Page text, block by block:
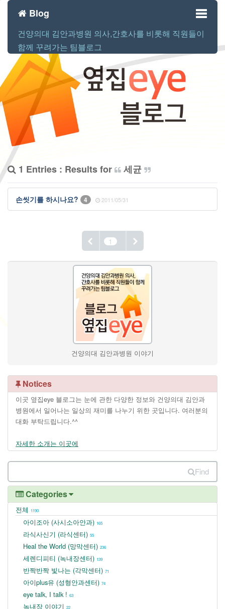
Toggle
Blog
건양의대 김안과병원 의사,간호사를 비롯해 직원들이
함께 꾸려가는 팀블로그
1 Entries : Results for 세균
손씻기를 하시나요? 4 2011/05/31
1
건양의대 김안과병원 이야기
Notices
이곳 옆집eye 블로그는 눈에 관한 다양한 정보와 건양의대 김안과
병원에서 일어나는 일상의 재미를 나누기 위한 곳입니다. 여러분의
대화 부탁드립니다.^^
자세한 소개는 이곳에
Find
Categories
전체 1190
아이조아 (사시소아안과) 165
라식사신기 (라식센터) 55
Heal the World (망막센터) 236
세렌디피티 (녹내장센터) 139
반짝반짝 빛나는 (각막센터) 71
아이plus유 (성형안과센터) 74
eye talk, I talk ! 63
녹내장 이야기 22